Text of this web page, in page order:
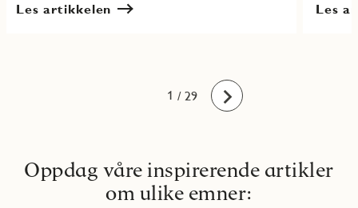
Les artikkelen
Les
1
2
3
4
5
6
7
8
9
10
11
12
13
14
15
16
17
18
19
20
21
22
23
24
25
26
27
28
29 / 29 Fremover
Oppdag våre inspirerende artikler
om ulike emner: